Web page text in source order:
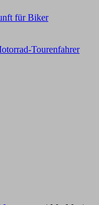
für Biker
Tourenfahrer